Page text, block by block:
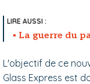
La guerre du
L'objectif de ce
Glass Express est